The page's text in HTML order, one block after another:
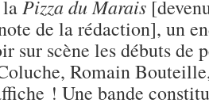
Pizza du Marais
de la rédaction], un
sur scène les débuts de
Romain
! Une bande